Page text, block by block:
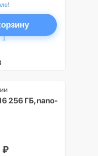
1
256 ГБ, nano-
₽